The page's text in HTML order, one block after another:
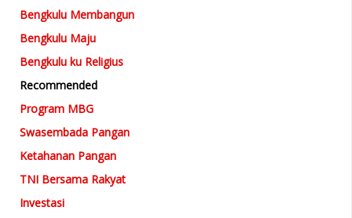
Bengkulu Membangun
Bengkulu Maju
Bengkulu ku Religius
Recommended
Program MBG
Swasembada Pangan
Ketahanan Pangan
TNI Bersama Rakyat
Investasi